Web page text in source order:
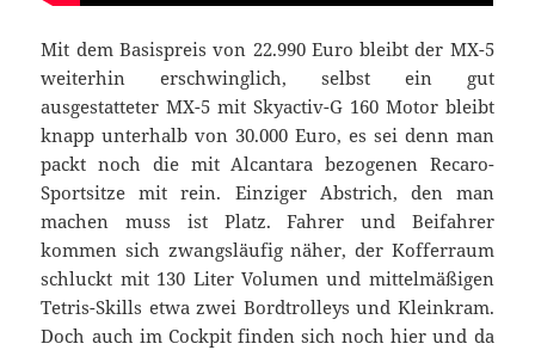
Mit dem Basispreis von 22.990 Euro bleibt der MX-5
weiterhin erschwinglich, selbst ein gut
ausgestatteter MX-5 mit Skyactiv-G 160 Motor bleibt
knapp unterhalb von 30.000 Euro, es sei denn man
packt noch die mit Alcantara bezogenen Recaro-
Sportsitze mit rein. Einziger Abstrich, den man
machen muss ist Platz. Fahrer und Beifahrer
kommen sich zwangsläufig näher, der Kofferraum
schluckt mit 130 Liter Volumen und mittelmäßigen
Tetris-Skills etwa zwei Bordtrolleys und Kleinkram.
Doch auch im Cockpit finden sich noch hier und da